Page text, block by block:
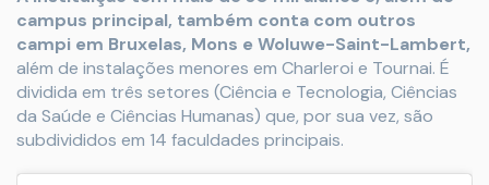
campus principal, também conta com outros
campi em Bruxelas, Mons e Woluwe-Saint-Lambert,
além de instalações menores em Charleroi e Tournai. É
dividida em três setores (Ciência e Tecnologia, Ciências
da Saúde e Ciências Humanas) que, por sua vez, são
subdivididos em 14 faculdades principais.